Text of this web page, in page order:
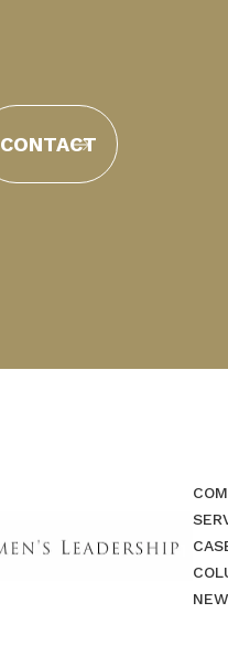
CONTACT